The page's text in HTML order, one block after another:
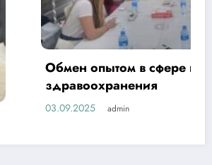
в сфере цифровизации